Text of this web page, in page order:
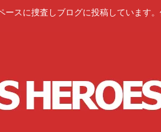
スに捜査しブログに投稿しています。